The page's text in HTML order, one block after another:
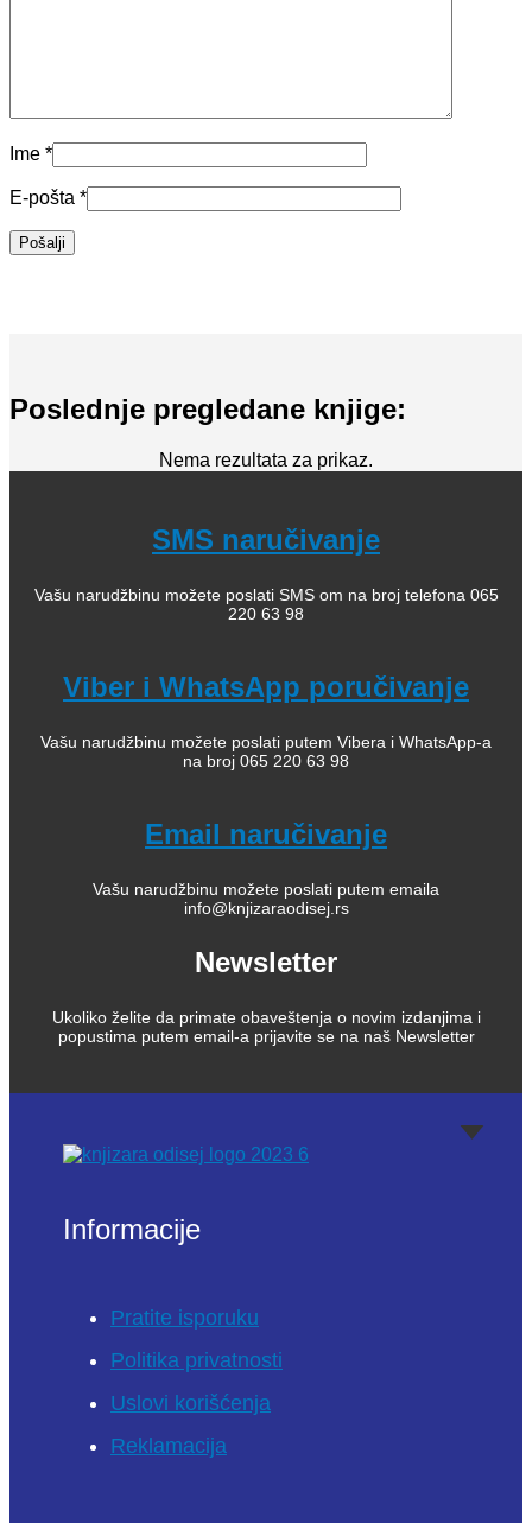
Ime *
E-pošta *
Poslednje pregledane knjige:
Nema rezultata za prikaz.
SMS naručivanje
Vašu narudžbinu možete poslati SMS om na broj telefona 065
220 63 98
Viber i WhatsApp poručivanje
Vašu narudžbinu možete poslati putem Vibera i WhatsApp-a
na broj 065 220 63 98
Email naručivanje
Vašu narudžbinu možete poslati putem emaila
info@knjizaraodisej.rs
Newsletter
Ukoliko želite da primate obaveštenja o novim izdanjima i
popustima putem email-a prijavite se na naš Newsletter
Informacije
Pratite isporuku
Politika privatnosti
Uslovi korišćenja
Reklamacija